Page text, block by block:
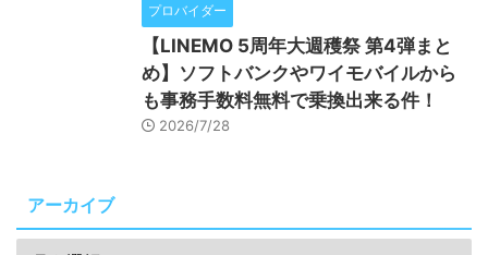
プロバイダー
【LINEMO 5周年大週穫祭 第4弾まと
め】ソフトバンクやワイモバイルから
も事務手数料無料で乗換出来る件！
2026/7/28
アーカイブ